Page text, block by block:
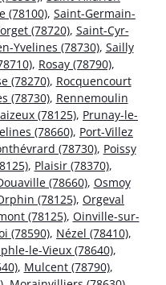
(78100), Saint-Germain-
(78720), Saint-Cyr-
Yvelines (78730), Sailly
, Rosay (78790),
(78270), Rocquencourt
(78730), Rennemoulin
(78125), Prunay-le-
(78660), Port-Villez
(78730), Poissy
, Plaisir (78370),
(78660), Osmoy
(78125), Orgeval
(78125), Oinville-sur-
(78590), Nézel (78410),
le-Vieux (78640),
, Mulcent (78790),